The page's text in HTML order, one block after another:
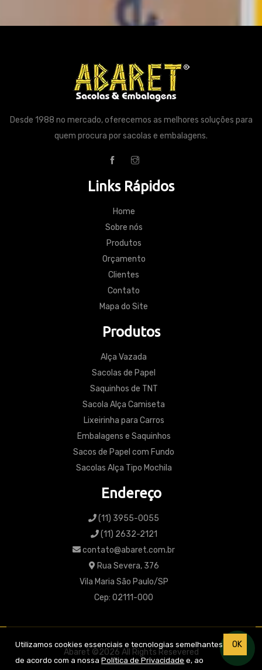
Desde 1988 no mercado, oferecemos as melhores soluções para
quem procura por sacolas e embalagens.
Links Rápidos
Home
Sobre nós
Produtos
Orçamento
Clientes
Contato
Mapa do Site
Produtos
Alça Vazada
Sacolas de Papel
Saquinhos de TNT
Sacola Alça Camiseta
Lixeirinha para Carros
Embalagens e Saquinhos
Sacos de Papel com Fundo
Sacolas Alça Tipo Mochila
Endereço
(11) 3955-0055
(11) 2632-2121
contato@abaret.com.br
Rua Severa, 376
Vila Maria São Paulo/SP
Cep: 02111-000
Abaret ©2026 All Rights Resevered
Utilizamos cookies essenciais e tecnologias semelhantes
de acordo com a nossaPolítica de Privacidade e, ao
OK